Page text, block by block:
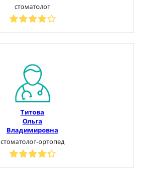
стоматолог
Титова
Ольга
Владимировна
стоматолог-ортопед